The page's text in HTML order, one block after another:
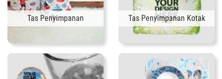
Tas Penyimpanan Tas Penyimpanan Kotak